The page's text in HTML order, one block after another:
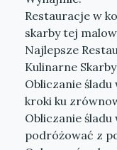
Restauracje w
skarby tej
Najlepsze
Kulinarne
Obliczanie
kroki ku
Obliczanie
podróżować z